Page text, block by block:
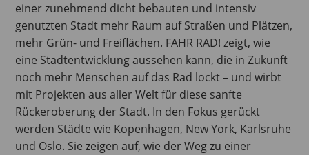
einer zunehmend dicht bebauten und intensiv
genutzten Stadt mehr Raum auf Straßen und Plätzen,
mehr Grün- und Freiflächen. FAHR RAD! zeigt, wie
eine Stadtentwicklung aussehen kann, die in Zukunft
noch mehr Menschen auf das Rad lockt – und wirbt
mit Projekten aus aller Welt für diese sanfte
Rückeroberung der Stadt. In den Fokus gerückt
werden Städte wie Kopenhagen, New York, Karlsruhe
und Oslo. Sie zeigen auf, wie der Weg zu einer